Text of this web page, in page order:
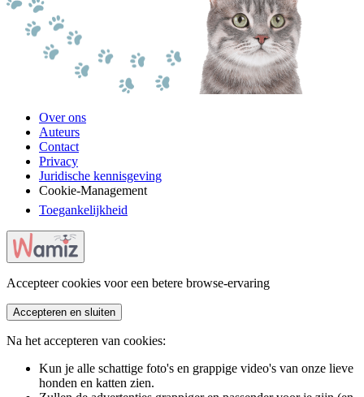
Over ons
Auteurs
Contact
Privacy
Juridische kennisgeving
Cookie-Management
Toegankelijkheid
Accepteer cookies voor een betere browse-ervaring
Accepteren en sluiten
Na het accepteren van cookies:
Kun je alle schattige foto's en grappige video's van onze lieve
honden en katten zien.